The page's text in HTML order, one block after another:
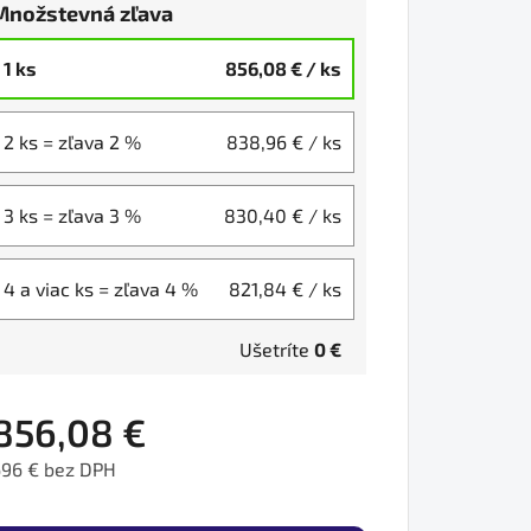
zľava
1 ks 856,08 € / ks
2 ks = zľava 2 % 838,96 € / ks
3 ks = zľava 3 % 830,40 € / ks
4 a viac ks = zľava 4 % 821,84 € / ks
Ušetríte 0 €
€
€ bez DPH